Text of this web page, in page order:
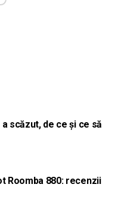
scăzut, de ce și ce să
Roomba 880: recenzii